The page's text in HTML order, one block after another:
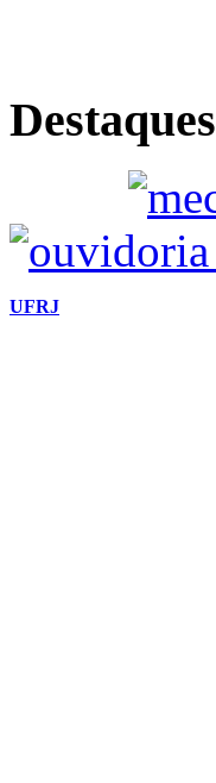
Destaques
UFRJ